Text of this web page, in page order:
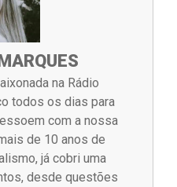
na Rádio
todos os dias para
com a nossa
de 10 anos de
já cobri uma
desde questões